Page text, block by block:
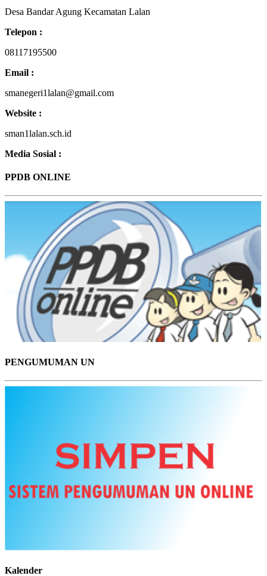
Bagaimana Cara Mendidik Anak Remaja di Era Digital?...
4 Trik Sederhana Agar Tak Mudah Pingsan Saat Upacara...
LAKUKAN 7 HAL INI SAAT BARU MASUK SMA BIAR GAK
Desa Bandar Agung Kecamatan Lalan
Telepon :
08117195500
Email :
smanegeri1lalan@gmail.com
Website :
sman1lalan.sch.id
Media Sosial :
PPDB ONLINE
PENGUMUMAN UN
Kalender